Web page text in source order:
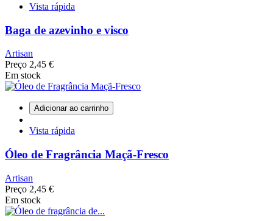
Vista rápida
Baga de azevinho e visco
Artisan
Preço 2,45 €
Em stock
Adicionar ao carrinho
Vista rápida
Óleo de Fragrância Maçã-Fresco
Artisan
Preço 2,45 €
Em stock